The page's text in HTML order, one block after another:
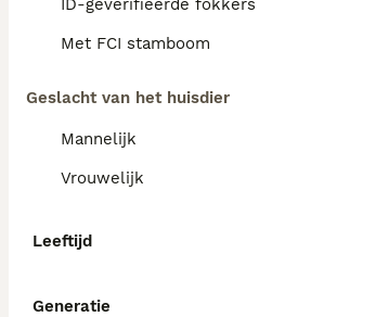
ID-geverifieerde fokkers
Met FCI stamboom
Geslacht van het huisdier
Mannelijk
Vrouwelijk
Leeftijd
Generatie